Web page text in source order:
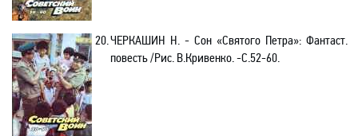
20.ЧЕРКАШИН Н. - Сон «Святого Петра»: Фантаст.
повесть /Рис. В.Кривенко. -C.52-60.